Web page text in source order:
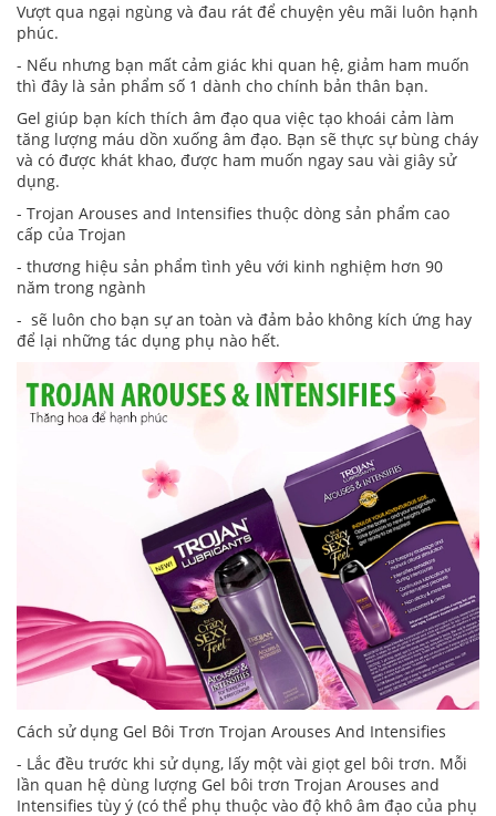
Vượt qua ngại ngùng và đau rát để chuyện yêu mãi luôn hạnh
phúc.
- Nếu nhưng bạn mất cảm giác khi quan hệ, giảm ham muốn
thì đây là sản phẩm số 1 dành cho chính bản thân bạn.
Gel giúp bạn kích thích âm đạo qua việc tạo khoái cảm làm
tăng lượng máu dồn xuống âm đạo. Bạn sẽ thực sự bùng cháy
và có được khát khao, được ham muốn ngay sau vài giây sử
dụng.
- Trojan Arouses and Intensifies thuộc dòng sản phẩm cao
cấp của Trojan
- thương hiệu sản phẩm tình yêu với kinh nghiệm hơn 90
năm trong ngành
- sẽ luôn cho bạn sự an toàn và đảm bảo không kích ứng hay
để lại những tác dụng phụ nào hết.
Cách sử dụng Gel Bôi Trơn Trojan Arouses And Intensifies
- Lắc đều trước khi sử dụng, lấy một vài giọt gel bôi trơn. Mỗi
lần quan hệ dùng lượng Gel bôi trơn Trojan Arouses and
Intensifies tùy ý (có thể phụ thuộc vào độ khô âm đạo của phụ